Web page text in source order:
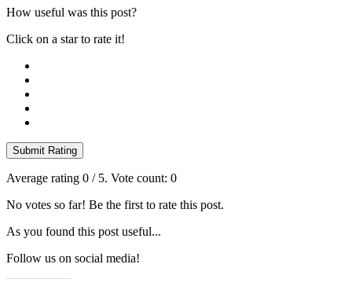
How useful was this post?
Click on a star to rate it!
Submit Rating
Average rating 0 / 5. Vote count: 0
No votes so far! Be the first to rate this post.
As you found this post useful...
Follow us on social media!